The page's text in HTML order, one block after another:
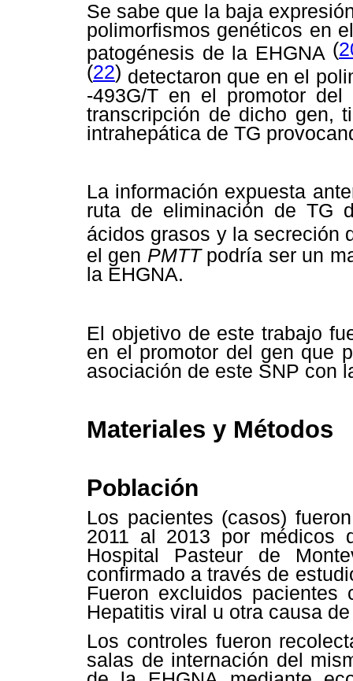
Se sabe que la baja
polimorfismos genéticos en
patogénesis de la EHGNA (
(22) detectaron que en el
-493G/T en el promotor
transcripción de dicho gen,
intrahepática de TG
La información expuesta
ruta de eliminación de TG
ácidos grasos y la secreción
el gen PMTT podría ser un
la EHGNA.
El objetivo de este trabajo
en el promotor del gen que
asociación de este SNP con
Materiales y Métodos
Población
Los pacientes (casos)
2011 al 2013 por médicos
Hospital Pasteur de
confirmado a través de
Fueron excluidos
Hepatitis viral u otra causa
Los controles fueron
salas de internación del